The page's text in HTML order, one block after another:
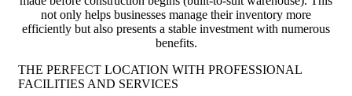
not only helps businesses manage their inventory more
efficiently but also presents a stable investment with numerous
benefits.
THE PERFECT LOCATION WITH PROFESSIONAL
FACILITIES AND SERVICES